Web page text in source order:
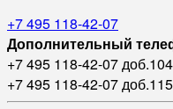
+7 495 118-42-07
Дополнительный
+7 495 118-42-07 доб.104
+7 495 118-42-07 доб.115